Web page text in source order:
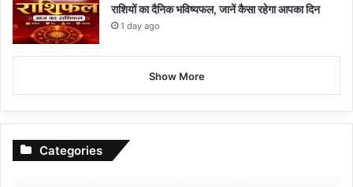
राशियों का दैनिक भविष्यफल, जानें कैसा रहेगा आपका दिन
1 day ago
Show More
Categories